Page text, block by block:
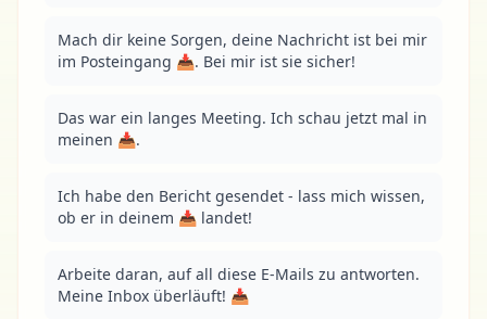
Mach dir keine Sorgen, deine Nachricht ist bei mir
im Posteingang 📥. Bei mir ist sie sicher!
Das war ein langes Meeting. Ich schau jetzt mal in
meinen 📥.
Ich habe den Bericht gesendet - lass mich wissen,
ob er in deinem 📥 landet!
Arbeite daran, auf all diese E-Mails zu antworten.
Meine Inbox überläuft! 📥